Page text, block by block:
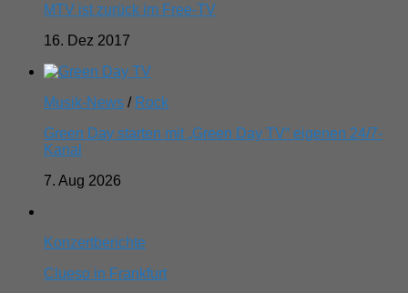
MTV ist zurück im Free-TV
16. Dez 2017
Musik-News / Rock
Green Day starten mit „Green Day TV“ eigenen 24/7-
Kanal
7. Aug 2026
Konzertberichte
Clueso in Frankfurt